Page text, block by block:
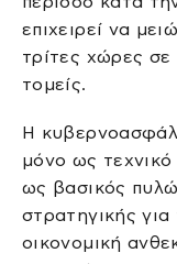
επιχειρεί να
τρίτες χώρες σε
τομείς.
Η
μόνο ως τεχνικό
ως βασικός
στρατηγικής
οικονομική